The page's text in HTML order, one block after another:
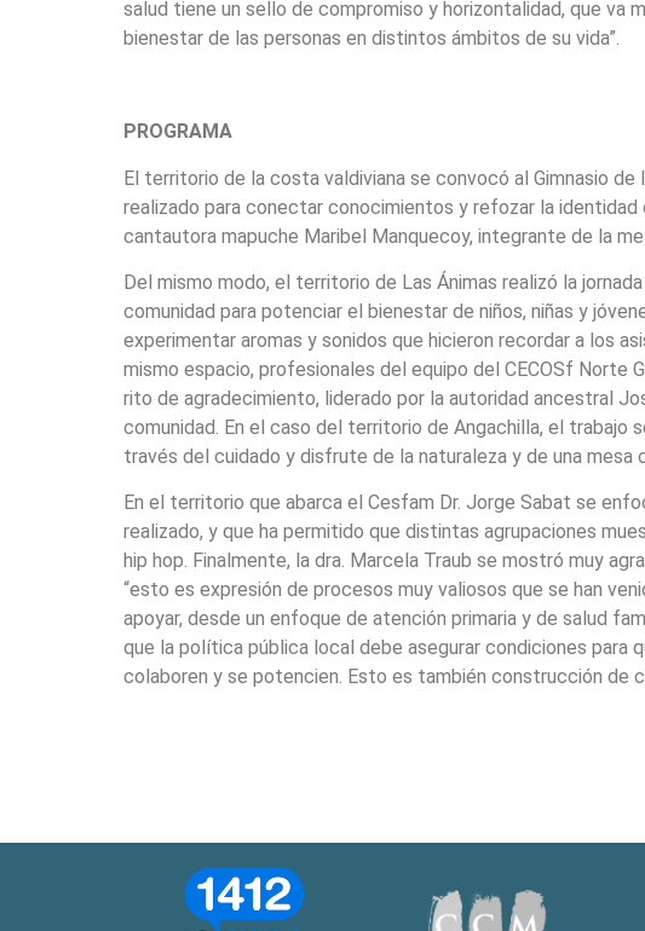
salud tiene un sello de compromiso y horizontalidad, que va
bienestar de las personas en distintos ámbitos de su vida”.
PROGRAMA
El territorio de la costa valdiviana se convocó al Gimnasio
realizado para conectar conocimientos y refozar la
cantautora mapuche Maribel Manquecoy, integrante de la
Del mismo modo, el territorio de Las Ánimas realizó la
comunidad para potenciar el bienestar de niños, niñas y
experimentar aromas y sonidos que hicieron recordar a los
mismo espacio, profesionales del equipo del CECOSf Norte
rito de agradecimiento, liderado por la autoridad ancestral
comunidad. En el caso del territorio de Angachilla, el
través del cuidado y disfrute de la naturaleza y de una mesa
En el territorio que abarca el Cesfam Dr. Jorge Sabat se
realizado, y que ha permitido que distintas agrupaciones
hip hop. Finalmente, la dra. Marcela Traub se mostró muy
“esto es expresión de procesos muy valiosos que se han
apoyar, desde un enfoque de atención primaria y de salud
que la política pública local debe asegurar condiciones
colaboren y se potencien. Esto es también construcción de